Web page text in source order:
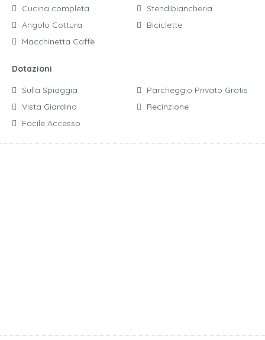
Cucina completa
Angolo Cottura
Macchinetta Caffè
Stendibiancheria
Biciclette
Dotazioni
Sulla Spiaggia
Vista Giardino
Facile Accesso
Parcheggio Privato Gratis
Recinzione